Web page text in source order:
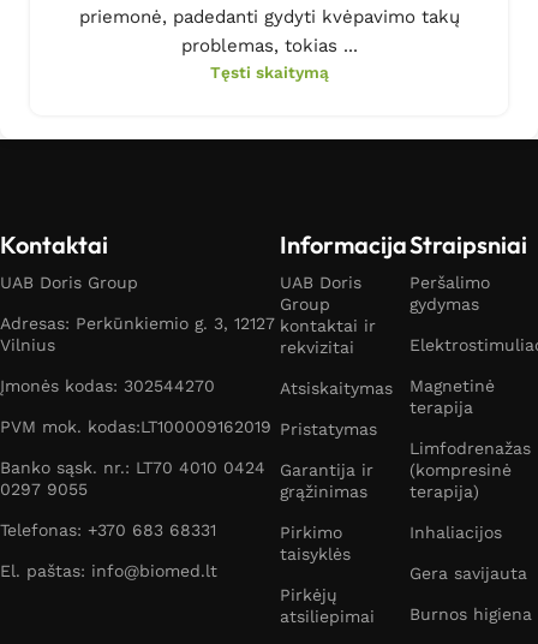
priemonė, padedanti gydyti kvėpavimo takų
problemas, tokias ...
Tęsti skaitymą
Kontaktai
UAB Doris Group
Adresas: Perkūnkiemio g. 3, 12127
Vilnius
Įmonės kodas: 302544270
PVM mok. kodas:LT100009162019
Banko sąsk. nr.: LT70 4010 0424
0297 9055
Telefonas: +370 683 68331
El. paštas: info@biomed.lt
Informacija
UAB Doris
Group
kontaktai ir
rekvizitai
Atsiskaitymas
Pristatymas
Garantija ir
grąžinimas
Pirkimo
taisyklės
Pirkėjų
atsiliepimai
Straipsniai
Peršalimo
gydymas
Magnetinė
terapija
Limfodrenažas
(kompresinė
terapija)
Inhaliacijos
Gera savijauta
Burnos higiena